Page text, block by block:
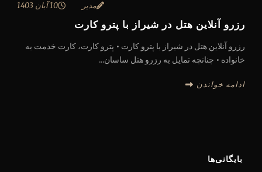
10 آبان 1403 مدیر
رزرو آنلاین هتل در شیراز با پترو کارت
رزرو آنلاین هتل در شیراز با پترو کارت • پترو کارت، کارت خدمت به
خانواده • چنانچه تمایل به رزرو هتل ساسان...
ادامه خواندن
بایگانی‌ها